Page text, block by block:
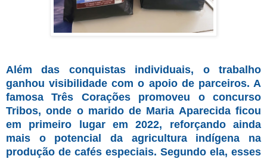
Além das conquistas individuais, o trabalho
ganhou visibilidade com o apoio de parceiros. A
famosa Três Corações promoveu o concurso
Tribos, onde o marido de Maria Aparecida ficou
em primeiro lugar em 2022, reforçando ainda
mais o potencial da agricultura indígena na
produção de cafés especiais. Segundo ela, esses